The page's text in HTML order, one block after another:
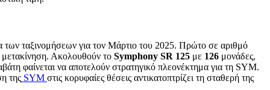
των ταξινομήσεων για τον Μάρτιο του 2025. Πρώτο σε αριθμό
μετακίνηση. Ακολουθούν το Symphony SR 125 με 126 μονάδες,
φαίνεται να αποτελούν στρατηγικό πλεονέκτημα για τη SYM.
της SYM στις κορυφαίες θέσεις αντικατοπτρίζει τη σταθερή της